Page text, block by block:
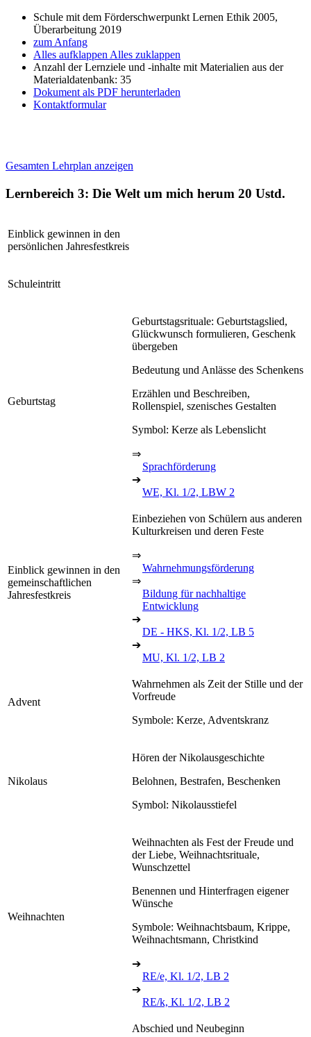
Schule mit dem Förderschwerpunkt Lernen Ethik 2005,
Überarbeitung 2019
zum Anfang
Alles aufklappen Alles zuklappen
Anzahl der Lernziele und -inhalte mit Materialien aus der
Materialdatenbank: 35
Dokument als PDF herunterladen
Kontaktformular
Gesamten Lehrplan anzeigen
Lernbereich 3: Die Welt um mich herum 20 Ustd.
Einblick gewinnen in den
persönlichen Jahresfestkreis
Schuleintritt
Geburtstag
Geburtstagsrituale: Geburtstagslied,
Glückwunsch formulieren, Geschenk
übergeben
Bedeutung und Anlässe des Schenkens
Erzählen und Beschreiben,
Rollenspiel, szenisches Gestalten
Symbol: Kerze als Lebenslicht
⇒
Sprachförderung
➔
WE, Kl. 1/2, LBW 2
Einblick gewinnen in den
gemeinschaftlichen
Jahresfestkreis
Einbeziehen von Schülern aus anderen
Kulturkreisen und deren Feste
⇒
Wahrnehmungsförderung
⇒
Bildung für nachhaltige
Entwicklung
➔
DE - HKS, Kl. 1/2, LB 5
➔
MU, Kl. 1/2, LB 2
Advent
Wahrnehmen als Zeit der Stille und der
Vorfreude
Symbole: Kerze, Adventskranz
Nikolaus
Hören der Nikolausgeschichte
Belohnen, Bestrafen, Beschenken
Symbol: Nikolausstiefel
Weihnachten
Weihnachten als Fest der Freude und
der Liebe, Weihnachtsrituale,
Wunschzettel
Benennen und Hinterfragen eigener
Wünsche
Symbole: Weihnachtsbaum, Krippe,
Weihnachtsmann, Christkind
➔
RE/e, Kl. 1/2, LB 2
➔
RE/k, Kl. 1/2, LB 2
Abschied und Neubeginn